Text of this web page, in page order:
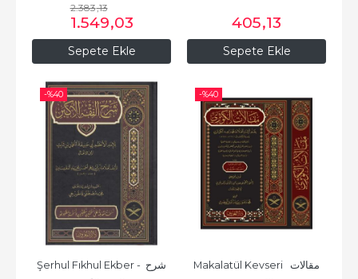
Sepete Ekle
2.383,13
1.549,03
Sepete Ekle
405,13
-%40
Şerhul Fıkhul Ekber - شرح
-%40
Makalatül Kevseri  مقالات